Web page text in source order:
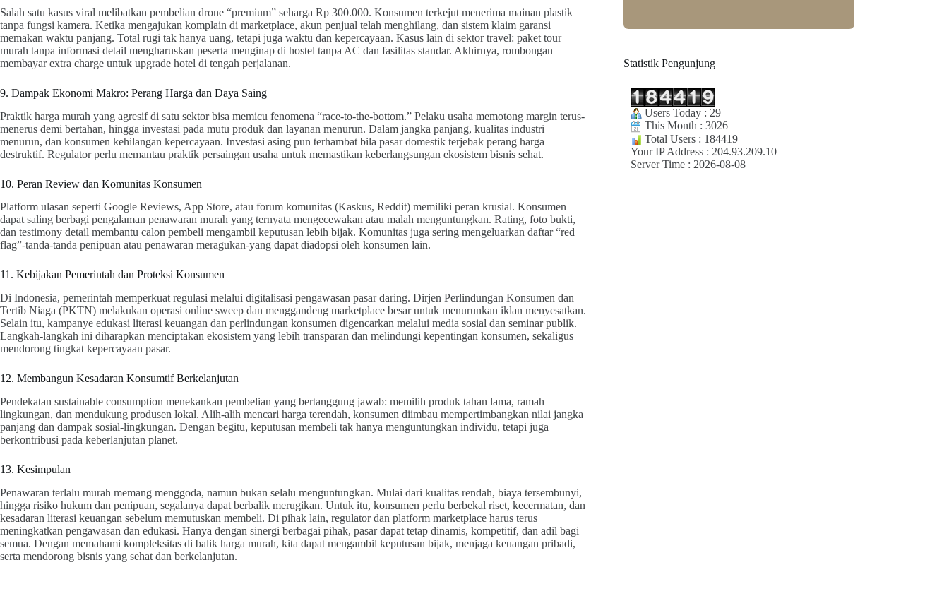
Salah satu kasus viral melibatkan pembelian drone “premium” seharga Rp 300.000. Konsumen terkejut menerima mainan plastik
tanpa fungsi kamera. Ketika mengajukan komplain di marketplace, akun penjual telah menghilang, dan sistem klaim garansi
memakan waktu panjang. Total rugi tak hanya uang, tetapi juga waktu dan kepercayaan. Kasus lain di sektor travel: paket tour
murah tanpa informasi detail mengharuskan peserta menginap di hostel tanpa AC dan fasilitas standar. Akhirnya, rombongan
membayar extra charge untuk upgrade hotel di tengah perjalanan.
9. Dampak Ekonomi Makro: Perang Harga dan Daya Saing
Praktik harga murah yang agresif di satu sektor bisa memicu fenomena “race-to-the-bottom.” Pelaku usaha memotong margin terus-
menerus demi bertahan, hingga investasi pada mutu produk dan layanan menurun. Dalam jangka panjang, kualitas industri
menurun, dan konsumen kehilangan kepercayaan. Investasi asing pun terhambat bila pasar domestik terjebak perang harga
destruktif. Regulator perlu memantau praktik persaingan usaha untuk memastikan keberlangsungan ekosistem bisnis sehat.
10. Peran Review dan Komunitas Konsumen
Platform ulasan seperti Google Reviews, App Store, atau forum komunitas (Kaskus, Reddit) memiliki peran krusial. Konsumen
dapat saling berbagi pengalaman penawaran murah yang ternyata mengecewakan atau malah menguntungkan. Rating, foto bukti,
dan testimony detail membantu calon pembeli mengambil keputusan lebih bijak. Komunitas juga sering mengeluarkan daftar “red
flag”-tanda-tanda penipuan atau penawaran meragukan-yang dapat diadopsi oleh konsumen lain.
11. Kebijakan Pemerintah dan Proteksi Konsumen
Di Indonesia, pemerintah memperkuat regulasi melalui digitalisasi pengawasan pasar daring. Dirjen Perlindungan Konsumen dan
Tertib Niaga (PKTN) melakukan operasi online sweep dan menggandeng marketplace besar untuk menurunkan iklan menyesatkan.
Selain itu, kampanye edukasi literasi keuangan dan perlindungan konsumen digencarkan melalui media sosial dan seminar publik.
Langkah-langkah ini diharapkan menciptakan ekosistem yang lebih transparan dan melindungi kepentingan konsumen, sekaligus
mendorong tingkat kepercayaan pasar.
12. Membangun Kesadaran Konsumtif Berkelanjutan
Pendekatan sustainable consumption menekankan pembelian yang bertanggung jawab: memilih produk tahan lama, ramah
lingkungan, dan mendukung produsen lokal. Alih-alih mencari harga terendah, konsumen diimbau mempertimbangkan nilai jangka
panjang dan dampak sosial-lingkungan. Dengan begitu, keputusan membeli tak hanya menguntungkan individu, tetapi juga
berkontribusi pada keberlanjutan planet.
13. Kesimpulan
Penawaran terlalu murah memang menggoda, namun bukan selalu menguntungkan. Mulai dari kualitas rendah, biaya tersembunyi,
hingga risiko hukum dan penipuan, segalanya dapat berbalik merugikan. Untuk itu, konsumen perlu berbekal riset, kecermatan, dan
kesadaran literasi keuangan sebelum memutuskan membeli. Di pihak lain, regulator dan platform marketplace harus terus
meningkatkan pengawasan dan edukasi. Hanya dengan sinergi berbagai pihak, pasar dapat tetap dinamis, kompetitif, dan adil bagi
semua. Dengan memahami kompleksitas di balik harga murah, kita dapat mengambil keputusan bijak, menjaga keuangan pribadi,
serta mendorong bisnis yang sehat dan berkelanjutan.
Statistik Pengunjung
Users Today : 29
This Month : 3026
Total Users : 184419
Your IP Address : 204.93.209.10
Server Time : 2026-08-08